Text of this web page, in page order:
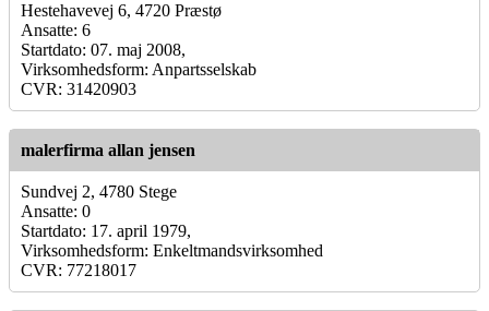
Hestehavevej 6, 4720 Præstø
Ansatte: 6
Startdato: 07. maj 2008,
Virksomhedsform: Anpartsselskab
CVR: 31420903
malerfirma allan jensen
Sundvej 2, 4780 Stege
Ansatte: 0
Startdato: 17. april 1979,
Virksomhedsform: Enkeltmandsvirksomhed
CVR: 77218017